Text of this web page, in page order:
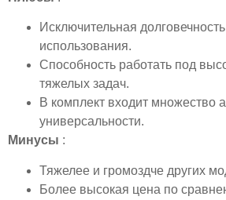
Исключительная
использования.
Способность работать под
тяжелых задач.
В комплект входит множество
универсальности.
Минусы :
Тяжелее и громоздче других
Более высокая цена по